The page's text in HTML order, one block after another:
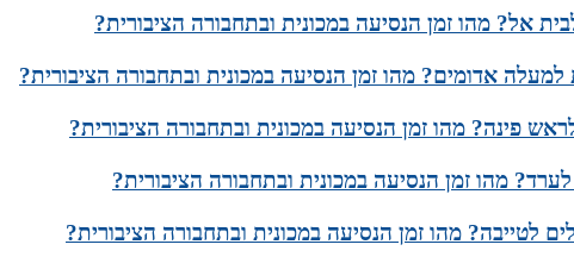
אל? מהו זמן הנסיעה במכונית ובתחבורה הציבורית?
אדומים? מהו זמן הנסיעה במכונית ובתחבורה הציבורית?
פינה? מהו זמן הנסיעה במכונית ובתחבורה הציבורית?
מהו זמן הנסיעה במכונית ובתחבורה הציבורית?
לטייבה? מהו זמן הנסיעה במכונית ובתחבורה הציבורית?